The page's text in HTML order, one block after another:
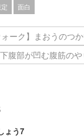
面白
ーク】まおうのつ
下腹部が凹む腹筋の
ょう7